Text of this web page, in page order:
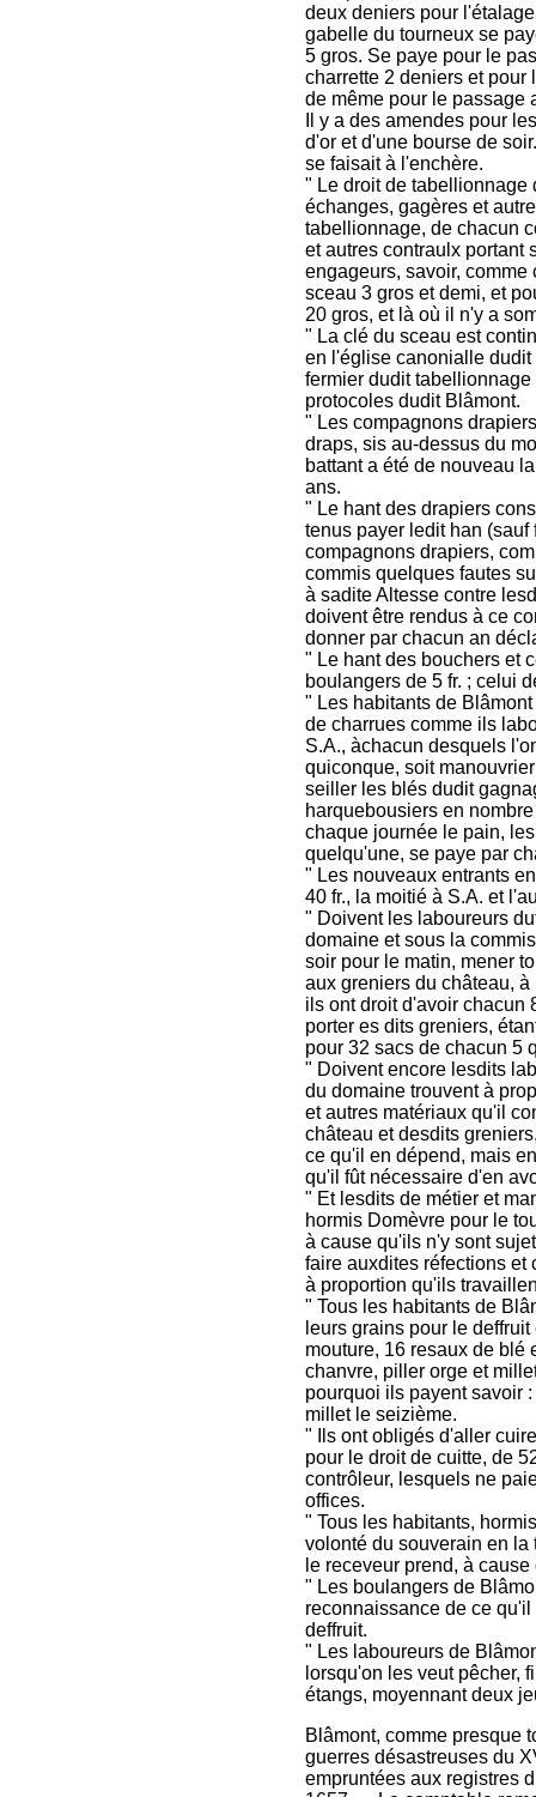
deux deniers pour
gabelle du tourneux se
5 gros. Se paye pour le
charrette 2 deniers et
de même pour le passage
Il y a des amendes pour
d'or et d'une bourse de
se faisait à l'enchère.
" Le droit de tabellionnage
échanges, gagères et
tabellionnage, de chacun
et autres contraulx portant
engageurs, savoir,
sceau 3 gros et demi, et
20 gros, et là où il n'y a
" La clé du sceau est
en l'église canonialle
fermier dudit
protocoles dudit Blâmont.
" Les compagnons
draps, sis au-dessus du
battant a été de nouveau
ans.
" Le hant des drapiers
tenus payer ledit han (sauf
compagnons drapiers,
commis quelques fautes
à sadite Altesse contre
doivent être rendus à ce
donner par chacun an
" Le hant des bouchers et
boulangers de 5 fr. ; celui
" Les habitants de
de charrues comme ils
S.A., àchacun desquels
quiconque, soit
seiller les blés dudit
harquebousiers en
chaque journée le pain,
quelqu'une, se paye par
" Les nouveaux entrants
40 fr., la moitié à S.A. et
" Doivent les laboureurs
domaine et sous la
soir pour le matin, mener
aux greniers du château,
ils ont droit d'avoir chacun
porter es dits greniers,
pour 32 sacs de chacun 5
" Doivent encore lesdits
du domaine trouvent à
et autres matériaux qu'il
château et desdits
ce qu'il en dépend, mais
qu'il fût nécessaire d'en
" Et lesdits de métier et
hormis Domèvre pour le
à cause qu'ils n'y sont
faire auxdites réfections et
à proportion qu'ils
" Tous les habitants de
leurs grains pour le
mouture, 16 resaux de blé
chanvre, piller orge et
pourquoi ils payent savoir
millet le seizième.
" Ils ont obligés d'aller
pour le droit de cuitte, de
contrôleur, lesquels ne
offices.
" Tous les habitants,
volonté du souverain en
le receveur prend, à
" Les boulangers de
reconnaissance de ce
deffruit.
" Les laboureurs de
lorsqu'on les veut pêcher,
étangs, moyennant deux
Blâmont, comme presque
guerres désastreuses du
empruntées aux registres